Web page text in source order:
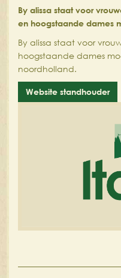
By alissa staat voor
en hoogstaande dames
By alissa staat voor
hoogstaande dames
noordholland.
Website standhouder